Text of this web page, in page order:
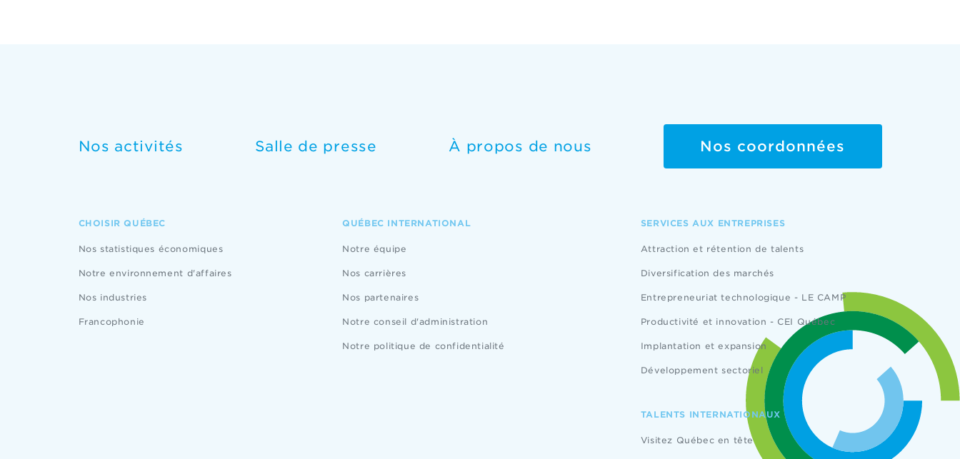
Nos activités Salle de presse À propos de nous Nos coordonnées
CHOISIR QUÉBEC
Nos statistiques économiques
Notre environnement d'affaires
Nos industries
Francophonie
QUÉBEC INTERNATIONAL
Notre équipe
Nos carrières
Nos partenaires
Notre conseil d'administration
Notre politique de confidentialité
SERVICES AUX ENTREPRISES
Attraction et rétention de talents
Diversification des marchés
Entrepreneuriat technologique - LE CAMP
Productivité et innovation - CEI Québec
Implantation et expansion
Développement sectoriel
TALENTS INTERNATIONAUX
Visitez Québec en tête